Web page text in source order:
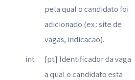
pela qual o candidato foi
adicionado (ex.: site de
vagas, indicacao).
int
[pt] Identificador da vaga
a qual o candidato esta